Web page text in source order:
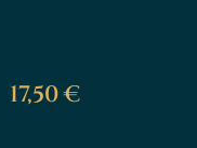
17,50 €